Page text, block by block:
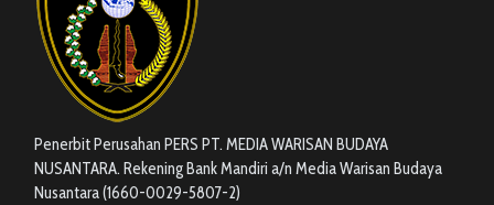
Penerbit Perusahan PERS PT. MEDIA WARISAN BUDAYA
NUSANTARA. Rekening Bank Mandiri a/n Media Warisan Budaya
Nusantara (1660-0029-5807-2)